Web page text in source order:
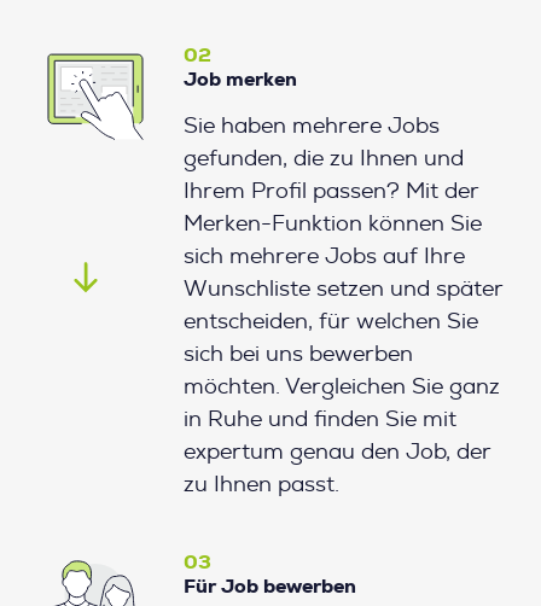
02
Job merken
Sie haben mehrere Jobs
gefunden, die zu Ihnen und
Ihrem Profil passen? Mit der
Merken-Funktion können Sie
sich mehrere Jobs auf Ihre
Wunschliste setzen und später
entscheiden, für welchen Sie
sich bei uns bewerben
möchten. Vergleichen Sie ganz
in Ruhe und finden Sie mit
expertum genau den Job, der
zu Ihnen passt.
03
Für Job bewerben